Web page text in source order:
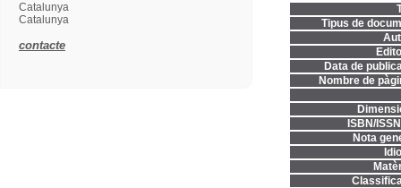
Tipus de
Data de
Nombre de
ISBN/
Nota
Catalunya
Catalunya
contacte